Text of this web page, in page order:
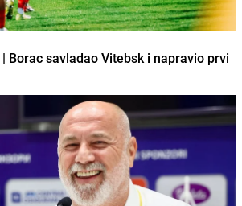
Borac savladao Vitebsk i napravio prvi